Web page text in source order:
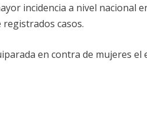
incidencia a nivel nacional
casos.
en contra de mujeres el